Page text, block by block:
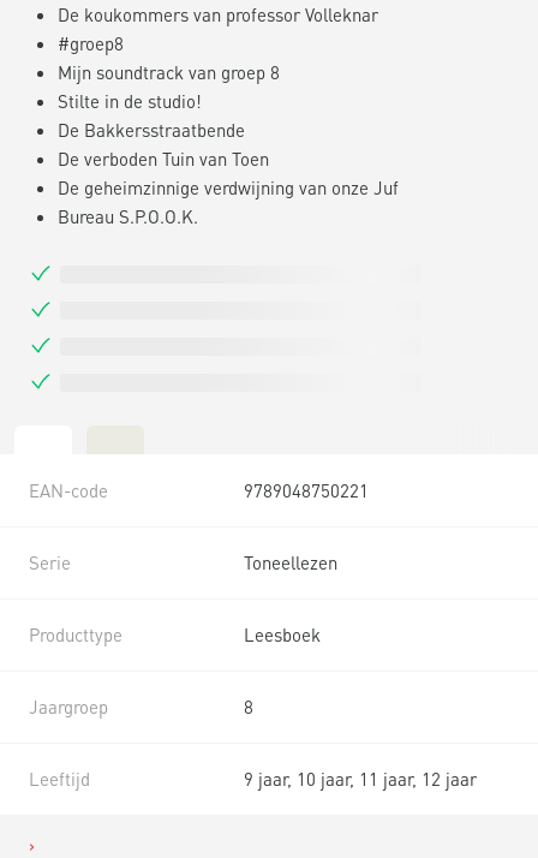
De koukommers van professor Volleknar
#groep8
Mijn soundtrack van groep 8
Stilte in de studio!
De Bakkersstraatbende
De verboden Tuin van Toen
De geheimzinnige verdwijning van onze Juf
Bureau S.P.O.O.K.
EAN-code 9789048750221
Serie Toneellezen
Producttype Leesboek
Jaargroep 8
Leeftijd 9 jaar, 10 jaar, 11 jaar, 12 jaar